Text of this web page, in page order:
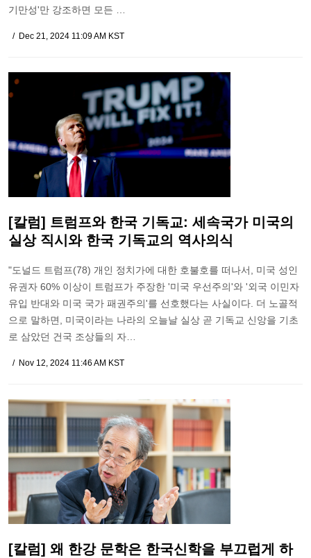
기만성'만 강조하면 모든 …
Dec 21, 2024 11:09 AM KST
[칼럼] 트럼프와 한국 기독교: 세속국가 미국의
실상 직시와 한국 기독교의 역사의식
"도널드 트럼프(78) 개인 정치가에 대한 호불호를 떠나서, 미국 성인
유권자 60% 이상이 트럼프가 주장한 '미국 우선주의'와 '외국 이민자
유입 반대와 미국 국가 패권주의'를 선호했다는 사실이다. 더 노골적
으로 말하면, 미국이라는 나라의 오늘날 실상 곧 기독교 신앙을 기초
로 삼았던 건국 조상들의 자…
Nov 12, 2024 11:46 AM KST
[칼럼] 왜 한강 문학은 한국신학을 부끄럽게 하